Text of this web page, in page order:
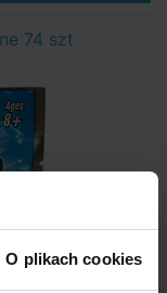
O plikach cookies
74 szt